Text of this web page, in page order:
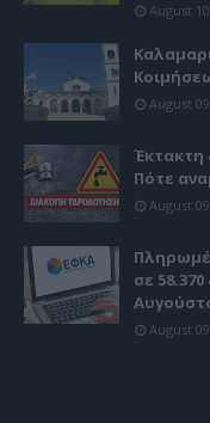
August
August
Έκτακτη
Πότε
August
σε
August